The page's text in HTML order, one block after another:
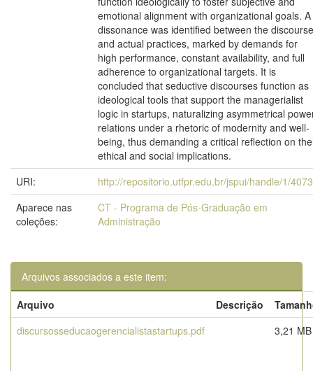
emotional alignment with organizational goals. A
dissonance was identified between the discourse
and actual practices, marked by demands for
high performance, constant availability, and full
adherence to organizational targets. It is
concluded that seductive discourses function as
ideological tools that support the managerialist
logic in startups, naturalizing asymmetrical
relations under a rhetoric of modernity and well-
being, thus demanding a critical reflection on
ethical and social implications.
URI:
http://repositorio.utfpr.edu.br/jspui/handle/1/
Aparece nas
coleções:
CT - Programa de Pós-Graduação em
Administração
Arquivos associados a este item:
Arquivo
Descrição
discursosseducaogerencialistastartups.pdf
3,21 MB